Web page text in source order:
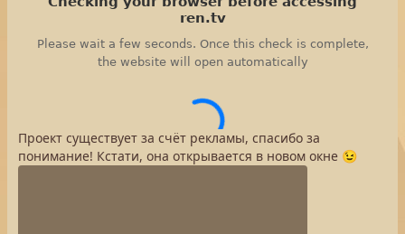
Проект существует за счёт рекламы, спасибо за
понимание! Кстати, она открывается в новом окне 😉